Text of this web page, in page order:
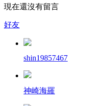
現在還沒有留言
好友
shin19857467
神崎海羅